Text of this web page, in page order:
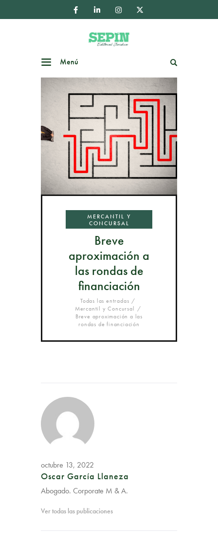
Menú
MERCANTIL Y
CONCURSAL
Breve
aproximación a
las rondas de
financiación
Todas las entradas
Mercantil y Concursal
Breve aproximación a las
rondas de financiación
octubre 13, 2022
Oscar García Llaneza
Abogado. Corporate M & A.
Ver todas las publicaciones